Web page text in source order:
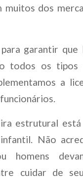
muitos dos
garantir que
todos os tipos
a
estrutural está
Não
homens
cuidar de